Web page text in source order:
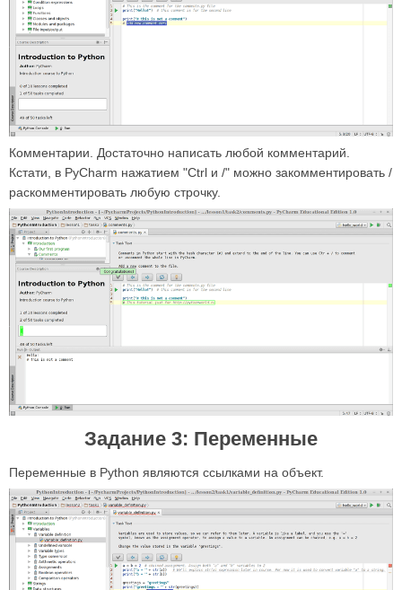
Комментарии. Достаточно написать любой комментарий.
Кстати, в PyCharm нажатием "Ctrl и /" можно закомментировать /
раскомментировать любую строчку.
Задание 3: Переменные
Переменные в Python являются ссылками на объект.